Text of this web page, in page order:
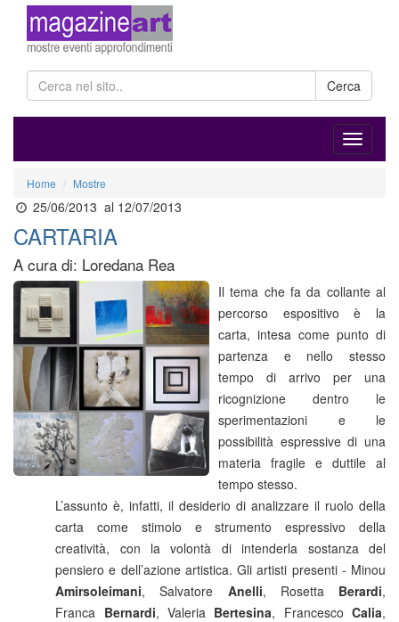
Cerca
Home Mostre
25/06/2013 al 12/07/2013
CARTARIA
A cura di: Loredana Rea
Il tema che fa da collante al
percorso espositivo è la
carta, intesa come punto di
partenza e nello stesso
tempo di arrivo per una
ricognizione dentro le
sperimentazioni e le
possibilità espressive di una
materia fragile e duttile al
tempo stesso.
L’assunto è, infatti, il desiderio di analizzare il ruolo della
carta come stimolo e strumento espressivo della
creatività, con la volontà di intenderla sostanza del
pensiero e dell’azione artistica. Gli artisti presenti - Minou
Amirsoleimani, Salvatore Anelli, Rosetta Berardi,
Franca Bernardi, Valeria Bertesina, FrancescoCalia,